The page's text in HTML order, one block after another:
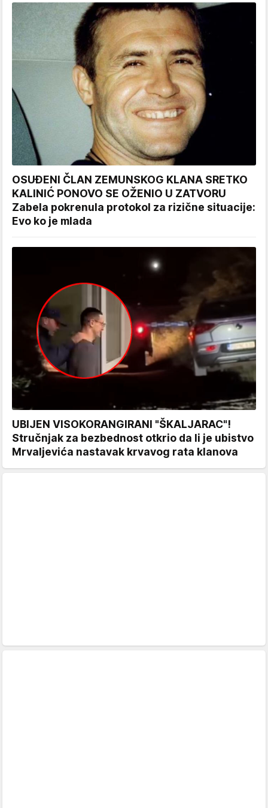
OSUĐENI ČLAN ZEMUNSKOG KLANA SRETKO
KALINIĆ PONOVO SE OŽENIO U ZATVORU
Zabela pokrenula protokol za rizične situacije:
Evo ko je mlada
UBIJEN VISOKORANGIRANI "ŠKALJARAC"!
Stručnjak za bezbednost otkrio da li je ubistvo
Mrvaljevića nastavak krvavog rata klanova